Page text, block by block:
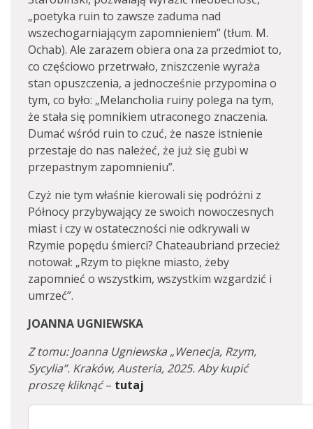
„poetyka ruin to zawsze zaduma nad
wszechogarniającym zapomnieniem” (tłum. M.
Ochab). Ale zarazem obiera ona za przedmiot to,
co częściowo przetrwało, zniszczenie wyraża
stan opuszczenia, a jednocześnie przypomina o
tym, co było: „Melancholia ruiny polega na tym,
że stała się pomnikiem utraconego znaczenia.
Dumać wśród ruin to czuć, że nasze istnienie
przestaje do nas należeć, że już się gubi w
przepastnym zapomnieniu”.
Czyż nie tym właśnie kierowali się podróżni z
Północy przybywający ze swoich nowoczesnych
miast i czy w ostateczności nie odkrywali w
Rzymie popędu śmierci? Chateaubriand przecież
notował: „Rzym to piękne miasto, żeby
zapomnieć o wszystkim, wszystkim wzgardzić i
umrzeć”.
JOANNA UGNIEWSKA
Z tomu: Joanna Ugniewska „Wenecja, Rzym,
Sycylia”. Kraków, Austeria, 2025. Aby kupić
proszę kliknąć– tutaj